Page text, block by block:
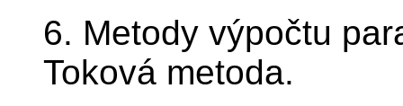
6. Metody výpočtu
Toková metoda.